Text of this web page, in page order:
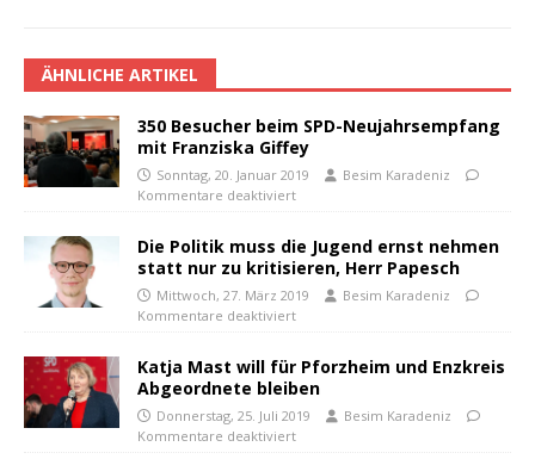
ÄHNLICHE ARTIKEL
350 Besucher beim SPD-Neujahrsempfang
mit Franziska Giffey
Sonntag, 20. Januar 2019
Besim Karadeniz
Kommentare deaktiviert
Die Politik muss die Jugend ernst nehmen
statt nur zu kritisieren, Herr Papesch
Mittwoch, 27. März 2019
Besim Karadeniz
Kommentare deaktiviert
Katja Mast will für Pforzheim und Enzkreis
Abgeordnete bleiben
Donnerstag, 25. Juli 2019
Besim Karadeniz
Kommentare deaktiviert